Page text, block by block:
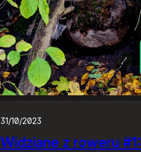
31/10/2023
Widziane z roweru #1: